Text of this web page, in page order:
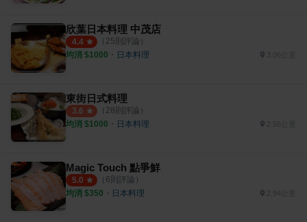
欣葉日本料理 中茂店
4.4 （ 25則評論）
均消 $1000 ・ 日本料理
東街日式料理
3.6 （ 28則評論）
均消 $1000 ・ 日本料理 2.56公里
Magic Touch 點爭鮮
5.0 （ 6則評論）
均消 $350 ・ 日本料理 2.94公里